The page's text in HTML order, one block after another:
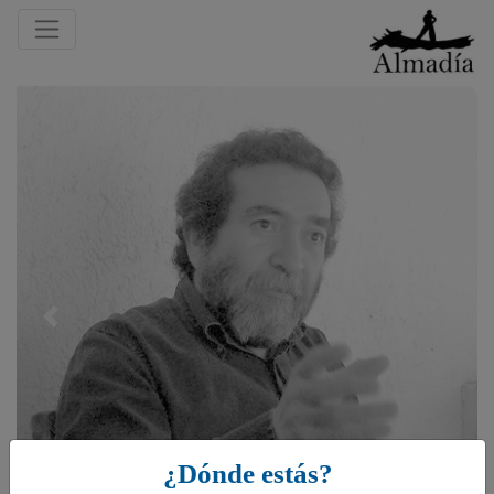
Previous
¿Dónde estás?